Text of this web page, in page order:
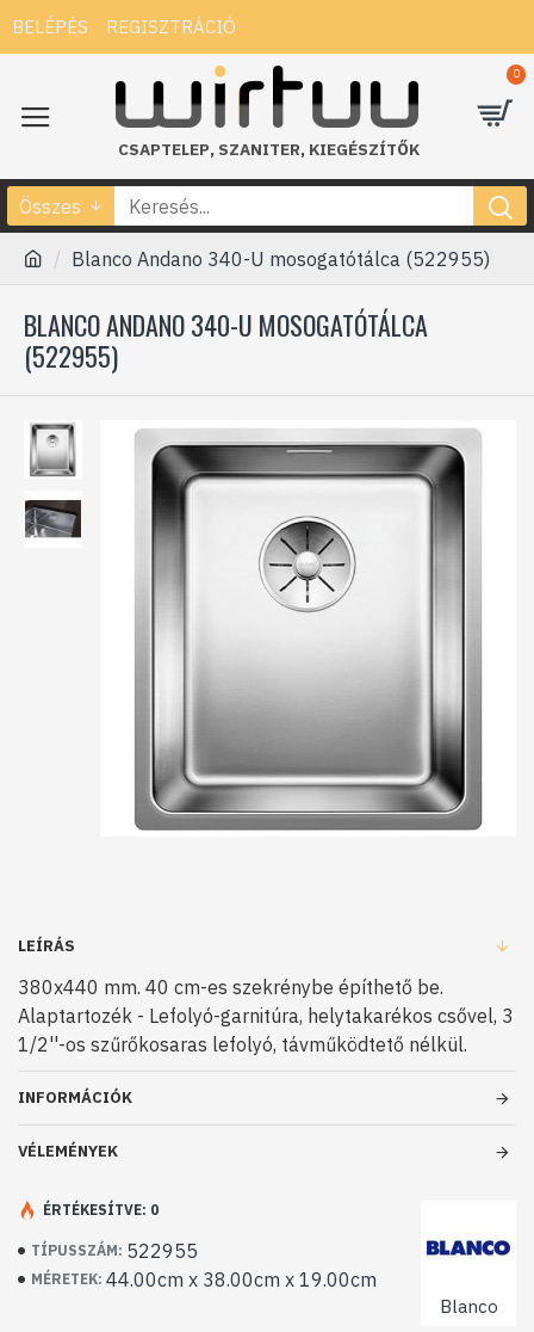
BELÉPÉS REGISZTRÁCIÓ
CSAPTELEP, SZANITER, KIEGÉSZÍTŐK
0
Összes
Blanco Andano 340-U mosogatótálca (522955)
BLANCO ANDANO 340-U MOSOGATÓTÁLCA
(522955)
LEÍRÁS
380x440 mm. 40 cm-es szekrénybe építhető be.
Alaptartozék - Lefolyó-garnitúra, helytakarékos csővel, 3
1/2''-os szűrőkosaras lefolyó, távműködtető nélkül.
INFORMÁCIÓK
VÉLEMÉNYEK
TÍPUSSZÁM: 522955
MÉRETEK: 44.00cm x 38.00cm x 19.00cm
Blanco
ÉRTÉKESÍTVE: 0